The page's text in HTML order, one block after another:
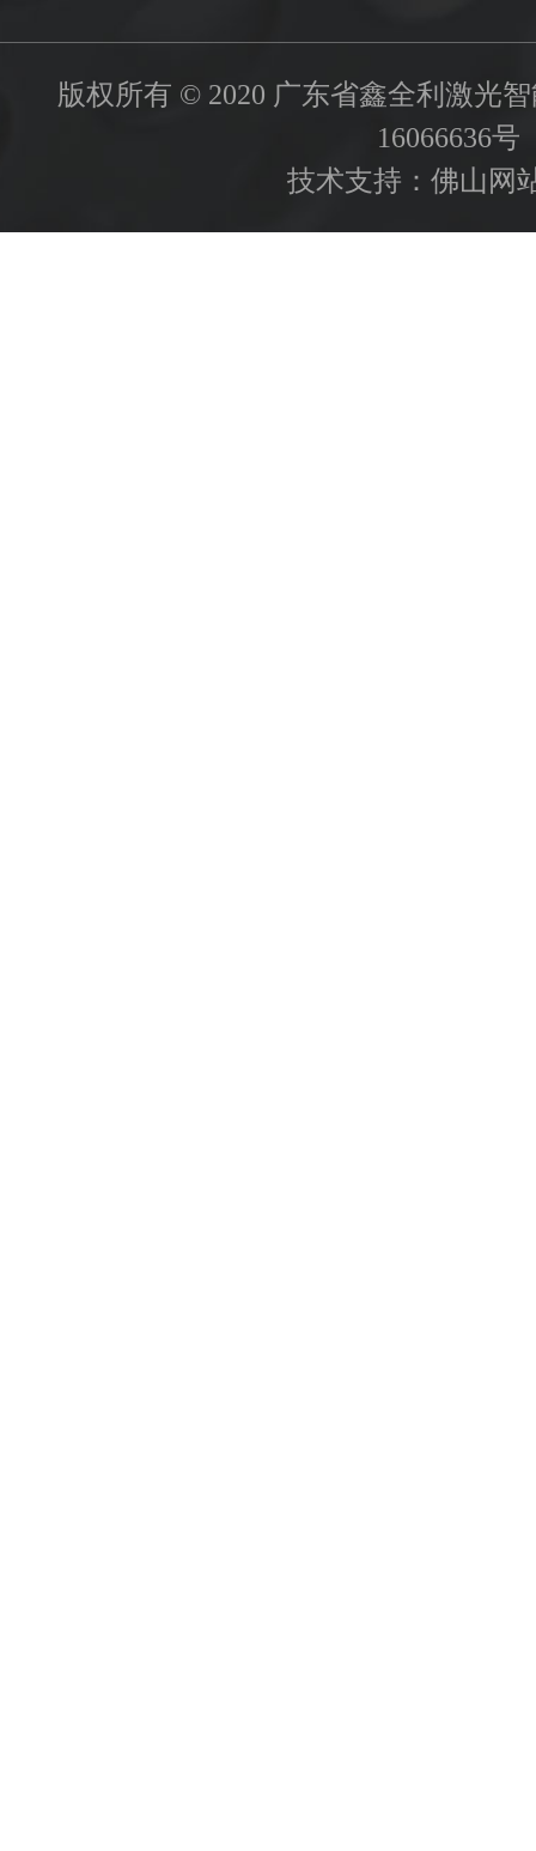
版权所有 © 2020 广东省鑫全利激光
16066636号
技术支持： 佛山网